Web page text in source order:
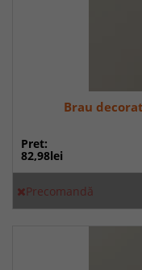
Brau
Pret:
82,98lei
Precomandă